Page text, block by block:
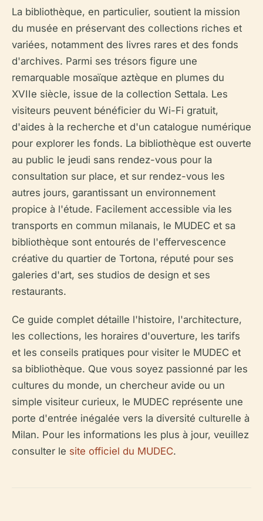
La bibliothèque, en particulier, soutient la mission
du musée en préservant des collections riches et
variées, notamment des livres rares et des fonds
d'archives. Parmi ses trésors figure une
remarquable mosaïque aztèque en plumes du
XVIIe siècle, issue de la collection Settala. Les
visiteurs peuvent bénéficier du Wi-Fi gratuit,
d'aides à la recherche et d'un catalogue numérique
pour explorer les fonds. La bibliothèque est ouverte
au public le jeudi sans rendez-vous pour la
consultation sur place, et sur rendez-vous les
autres jours, garantissant un environnement
propice à l'étude. Facilement accessible via les
transports en commun milanais, le MUDEC et sa
bibliothèque sont entourés de l'effervescence
créative du quartier de Tortona, réputé pour ses
galeries d'art, ses studios de design et ses
restaurants.
Ce guide complet détaille l'histoire, l'architecture,
les collections, les horaires d'ouverture, les tarifs
et les conseils pratiques pour visiter le MUDEC et
sa bibliothèque. Que vous soyez passionné par les
cultures du monde, un chercheur avide ou un
simple visiteur curieux, le MUDEC représente une
porte d'entrée inégalée vers la diversité culturelle à
Milan. Pour les informations les plus à jour, veuillez
consulter le site officiel du MUDEC.